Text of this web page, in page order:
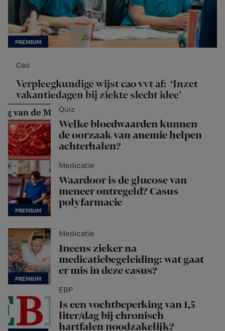
Cao
Verpleegkundige wijst cao vvt af: ‘Inzet
vakantiedagen bij ziekte slecht idee’
Quiz
Welke bloedwaarden kunnen
de oorzaak van anemie helpen
achterhalen?
Medicatie
Waardoor is de glucose van
meneer ontregeld? Casus
polyfarmacie
Medicatie
Ineens zieker na
medicatiebegeleiding: wat gaat
er mis in deze casus?
EBP
Is een vochtbeperking van 1,5
liter/dag bij chronisch
hartfalen noodzakelijk?